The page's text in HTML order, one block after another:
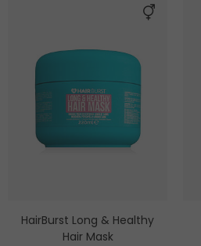
HairBurst Long & Healthy
Hair Mask